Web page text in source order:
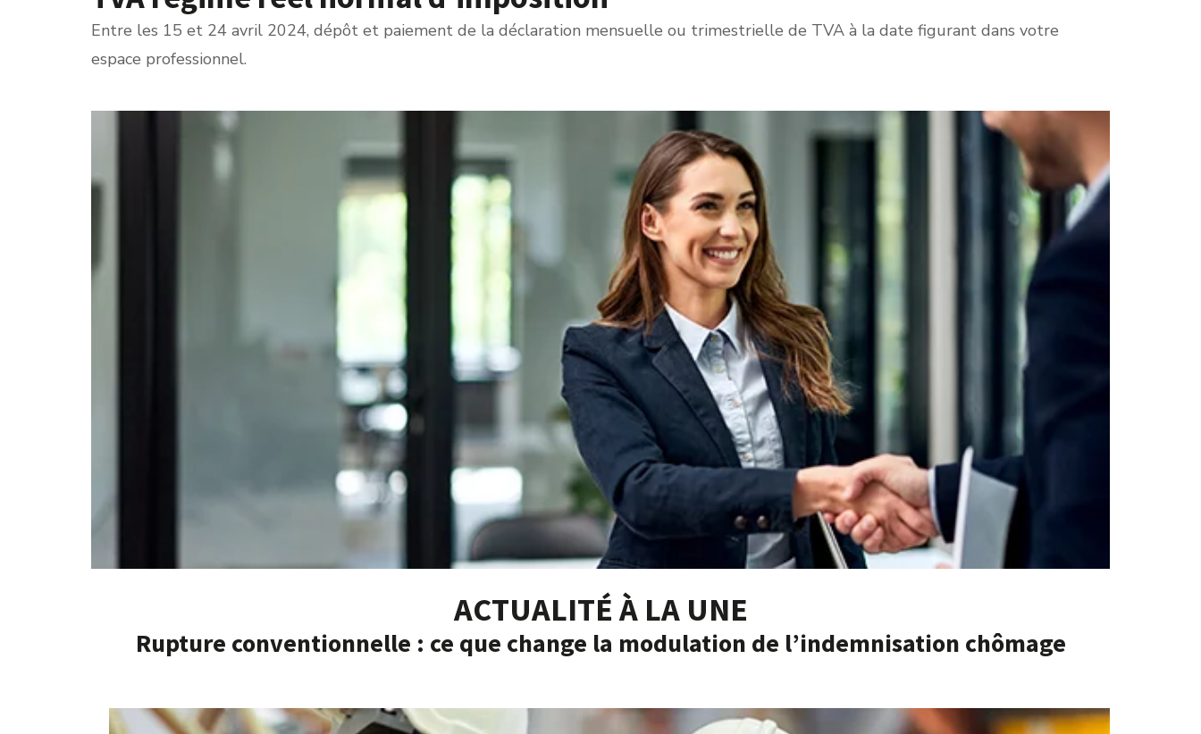
Entre les 15 et 24 avril 2024, dépôt et paiement de la déclaration mensuelle ou trimestrielle de TVA à la date figurant dans votre
espace professionnel.
ACTUALITÉ À LA UNE
Rupture conventionnelle : ce que change la modulation de l’indemnisation chômage